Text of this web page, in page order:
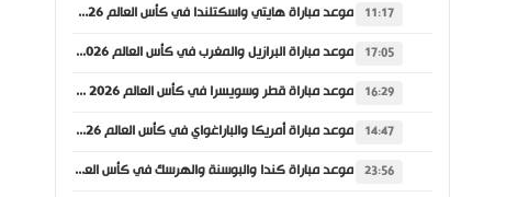
11:17 موعد مباراة هايتي واسكتلندا في كأس العالم 2026 والقنوات الناقلة
17:05 موعد مباراة البرازيل والمغرب في كأس العالم 2026 والقنوات الناقلة
16:29 موعد مباراة قطر وسويسرا في كأس العالم 2026 والقنوات الناقلة
14:47 موعد مباراة أمريكا والباراغواي في كأس العالم 2026 والقنوات الناقلة
23:56 موعد مباراة كندا والبوسنة والهرسك في كأس العالم 2026 والقنوات الناقلة